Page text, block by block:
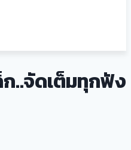
..จัดเต็มทุกฟัง